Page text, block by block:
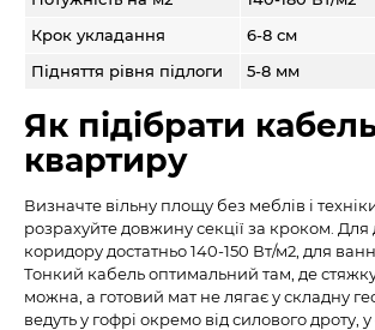
Крок укладання
6-8 см
Підняття рівня підлоги
5-8 мм
Як підібрати
квартиру
Визначте вільну площу без меблів і
розрахуйте довжину секції за кроком. Для
коридору достатньо 140-150 Вт/м2, для
Тонкий кабель оптимальний там, де
можна, а готовий мат не лягає у складну
ведуть у гофрі окремо від силового дроту,